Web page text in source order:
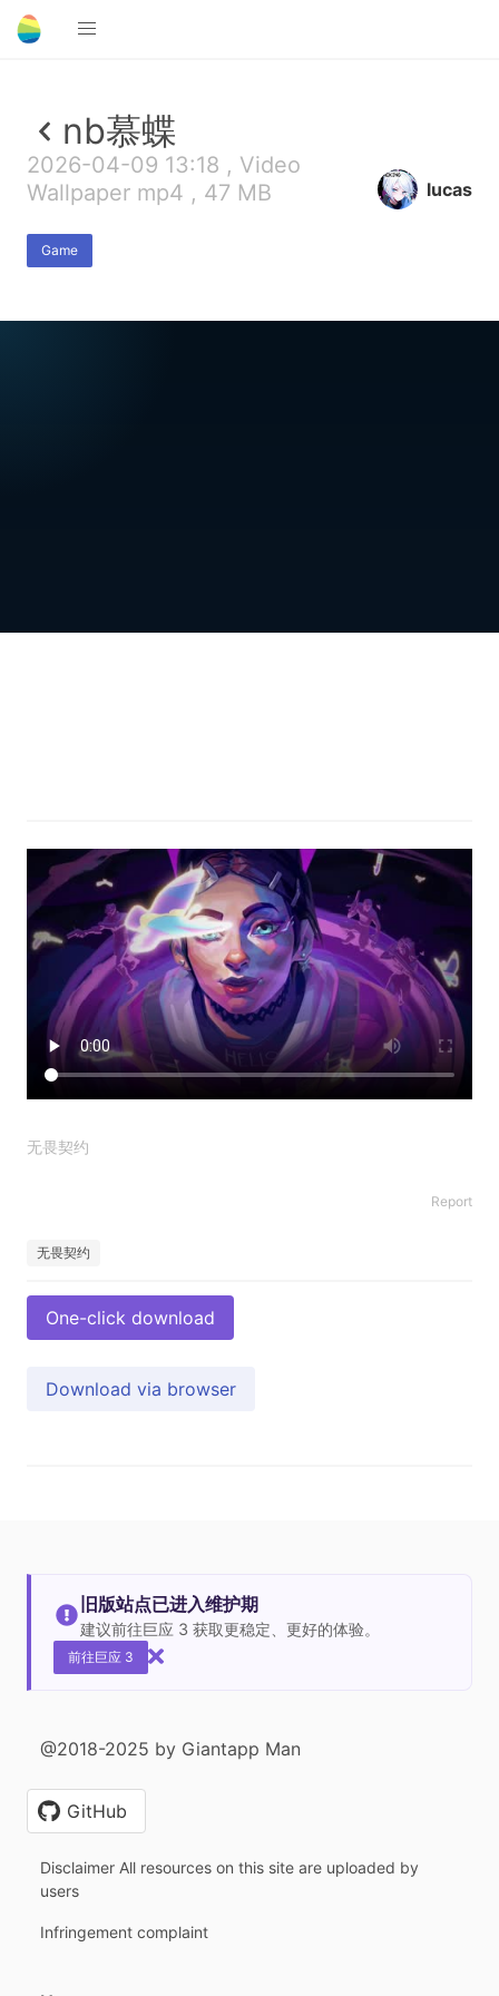
nb慕蝶
2026-04-09 13:18 , Video
Wallpaper mp4 , 47 MB
Game
lucas
无畏契约
Report
无畏契约
One-click download
Download via browser
旧版站点已进入维护期
建议前往巨应 3 获取更稳定、更好的体验。
前往巨应 3
@2018-2025 by Giantapp Man
GitHub
Disclaimer All resources on this site are uploaded by
users
Infringement complaint